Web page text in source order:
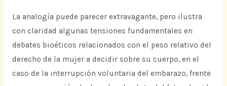
La analogía puede parecer extravagante, pero ilustra
con claridad algunas tensiones fundamentales en
debates bioéticos relacionados con el peso relativo del
derecho de la mujer a decidir sobre su cuerpo, en el
caso de la interrupción voluntaria del embarazo, frente